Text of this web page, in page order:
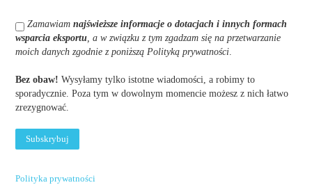
Zamawiamnajświeższe informacje o dotacjach i innych formach
wsparcia eksportu, a w związku z tym zgadzam się na przetwarzanie
moich danych zgodnie z poniższą Polityką prywatności.
Bez obaw! Wysyłamy tylko istotne wiadomości, a robimy to
sporadycznie. Poza tym w dowolnym momencie możesz z nich łatwo
zrezygnować.
Polityka prywatności